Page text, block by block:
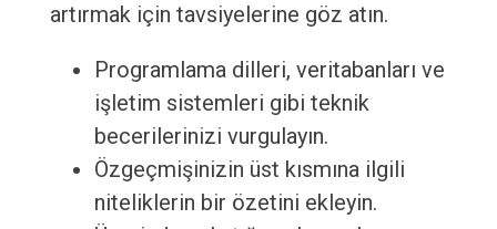
artırmak için tavsiyelerine göz atın.
Programlama dilleri, veritabanları ve
işletim sistemleri gibi teknik
becerilerinizi vurgulayın.
Özgeçmişinizin üst kısmına ilgili
niteliklerin bir özetini ekleyin.